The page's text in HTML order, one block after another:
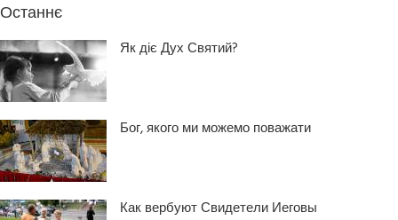
Останнє
Як діє Дух Святий?
Бог, якого ми можемо поважати
Как вербуют Свидетели Иеговы